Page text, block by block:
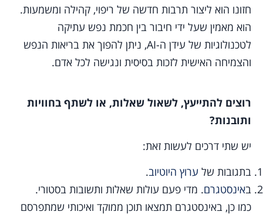
חזונו הוא ליצור תרבות חדשה של ריפוי, קהילה ומשמעות.
הוא מאמין שעל ידי חיבור בין חכמת נפש עתיקה
לטכנולוגיות של עידן ה-AI, ניתן להפוך את בריאות הנפש
והצמיחה האישית לזכות בסיסית ונגישה לכל אדם.
רוצים להתייעץ, לשאול שאלות, או לשתף בחוויות
ותובנות?
יש שתי דרכים לעשות זאת:
בתגובות של ערוץ היוטיוב.
באינסטגרם. מדי פעם עולות שאלות ותשובות בסטורי.
כמו כן, באינסטגרם תמצאו תוכן ממוקד ואיכותי שמתפרסם